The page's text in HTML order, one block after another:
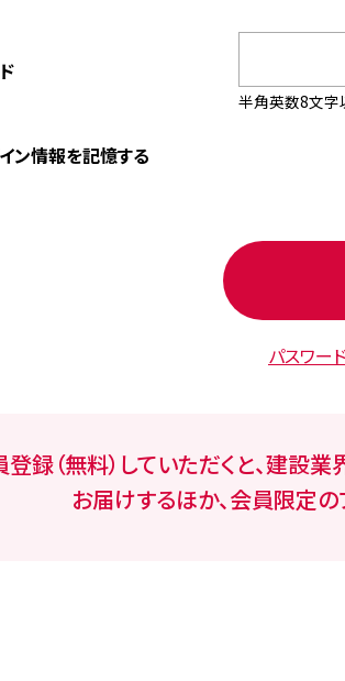
半角英数8文字
ン情報を記憶する
パスワー
登録（無料）していただくと、建設
お届けするほか、会員限定の